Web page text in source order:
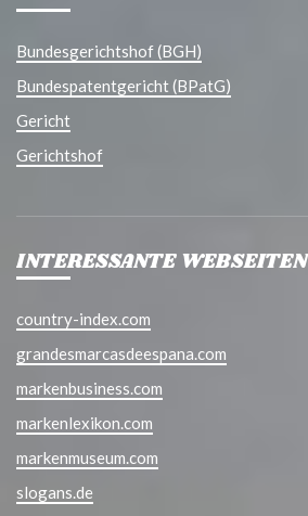
Bundesgerichtshof (BGH)
Bundespatentgericht (BPatG)
Gericht
Gerichtshof
INTERESSANTE WEBSEITEN
country-index.com
grandesmarcasdeespana.com
markenbusiness.com
markenlexikon.com
markenmuseum.com
slogans.de